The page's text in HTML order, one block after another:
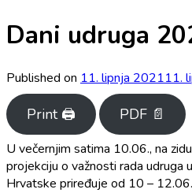
Dani udruga
Published on 11. lipnja 202111.
Print 🖨 PDF 📄
U večernjim satima 10.06., na
projekciju o važnosti rada udruga
Hrvatske priređuje od 10 – 12.06.